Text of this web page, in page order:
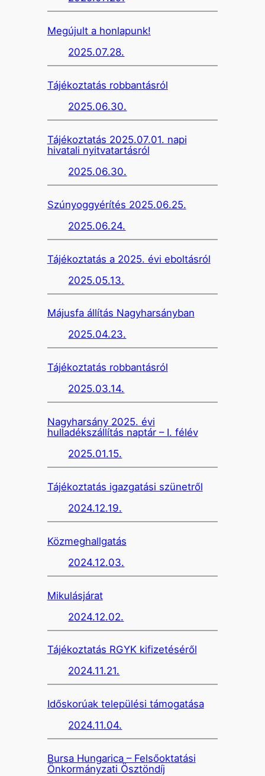
Megújult a honlapunk!
2025.07.28.
Tájékoztatás robbantásról
2025.06.30.
Tájékoztatás 2025.07.01. napi
hivatali nyitvatartásról
2025.06.30.
Szúnyoggyérítés 2025.06.25.
2025.06.24.
Tájékoztatás a 2025. évi eboltásról
2025.05.13.
Májusfa állítás Nagyharsányban
2025.04.23.
Tájékoztatás robbantásról
2025.03.14.
Nagyharsány 2025. évi
hulladékszállítás naptár – I. félév
2025.01.15.
Tájékoztatás igazgatási szünetről
2024.12.19.
Közmeghallgatás
2024.12.03.
Mikulásjárat
2024.12.02.
Tájékoztatás RGYK kifizetéséről
2024.11.21.
Időskorúak települési támogatása
2024.11.04.
Bursa Hungarica – Felsőoktatási
Önkormányzati Ösztöndíj